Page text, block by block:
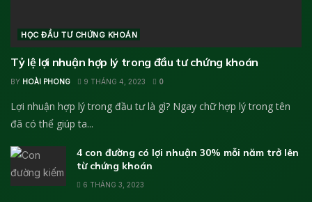
HỌC ĐẦU TƯ CHỨNG KHOÁN
Tỷ lệ lợi nhuận hợp lý trong đầu tư chứng khoán
BY HOÀI PHONG 9 THÁNG 4, 2023 0
Lợi nhuận hợp lý trong đầu tư là gì? Ngay chữ hợp lý trong tên
đã có thể giúp ta...
4 con đường có lợi nhuận 30% mỗi năm trở lên
từ chứng khoán
6 THÁNG 3, 2023